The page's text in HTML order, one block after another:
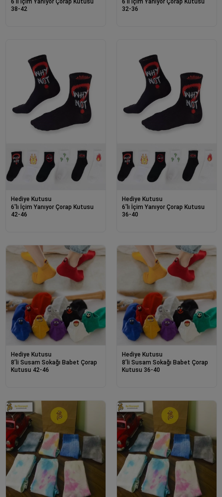
6'lı İçim Yanıyor Çorap Kutusu
38-42
6'lı İçim Yanıyor Çorap Kutusu
32-36
Hediye Kutusu
6'lı İçim Yanıyor Çorap Kutusu
42-46
Hediye Kutusu
6'lı İçim Yanıyor Çorap Kutusu
36-40
Hediye Kutusu
8’li Susam Sokağı Babet Çorap
Kutusu 42-46
Hediye Kutusu
8’li Susam Sokağı Babet Çorap
Kutusu 36-40